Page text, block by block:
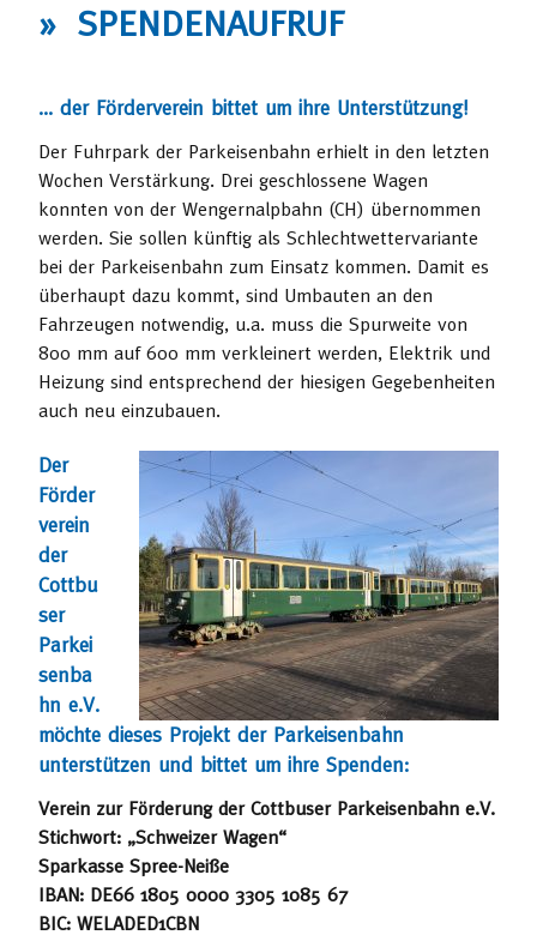
» SPENDENAUFRUF
… der Förderverein bittet um ihre Unterstützung!
Der Fuhrpark der Parkeisenbahn erhielt in den letzten
Wochen Verstärkung. Drei geschlossene Wagen
konnten von der Wengernalpbahn (CH) übernommen
werden. Sie sollen künftig als Schlechtwettervariante
bei der Parkeisenbahn zum Einsatz kommen. Damit es
überhaupt dazu kommt, sind Umbauten an den
Fahrzeugen notwendig, u.a. muss die Spurweite von
800 mm auf 600 mm verkleinert werden, Elektrik und
Heizung sind entsprechend der hiesigen Gegebenheiten
auch neu einzubauen.
Der
Förder
verein
der
Cottbu
ser
Parkei
senba
hn e.V.
möchte dieses Projekt der Parkeisenbahn
unterstützen und bittet um ihre Spenden:
Verein zur Förderung der Cottbuser Parkeisenbahn e.V.
Stichwort: „Schweizer Wagen“
Sparkasse Spree-Neiße
IBAN: DE66 1805 0000 3305 1085 67
BIC: WELADED1CBN